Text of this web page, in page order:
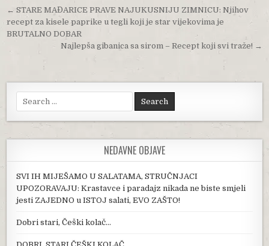
Post navigation
← STARE MAĐARICE PRAVE NAJUKUSNIJU ZIMNICU: Njihov
recept za kisele paprike u tegli koji je star vijekovima je
BRUTALNO DOBAR
Najlepša gibanica sa sirom – Recept koji svi traže! →
Search for:
NEDAVNE OBJAVE
SVI IH MIJEŠAMO U SALATAMA, STRUČNJACI
UPOZORAVAJU: Krastavce i paradajz nikada ne biste smjeli
jesti ZAJEDNO u ISTOJ salati, EVO ZAŠTO!
Dobri stari, Češki kolač…